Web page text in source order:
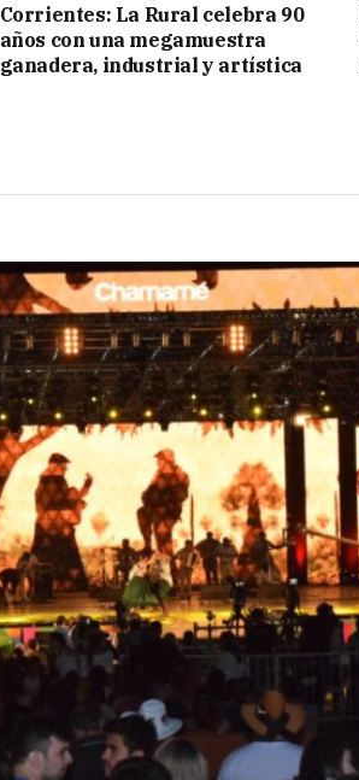
Corrientes: La Rural celebra 90
años con una megamuestra
ganadera, industrial y artística